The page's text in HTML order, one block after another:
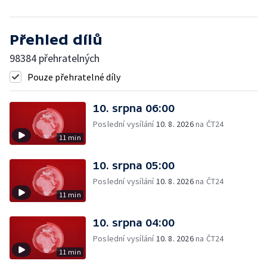
Přehled dílů
98384 přehratelných
Pouze přehratelné díly
11 min
10. srpna 06:00
Poslední vysílání10. 8. 2026na ČT24
11 min
10. srpna 05:00
Poslední vysílání10. 8. 2026na ČT24
11 min
10. srpna 04:00
Poslední vysílání10. 8. 2026na ČT24